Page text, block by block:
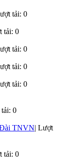
tải: 0
tải: 0
tải: 0
tải: 0
tải: 0
0
TNVN| Lượt
tải: 0